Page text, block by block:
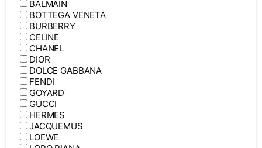
BALMAIN
BOTTEGA VENETA
BURBERRY
CELINE
CHANEL
DIOR
DOLCE GABBANA
FENDI
GOYARD
GUCCI
HERMES
JACQUEMUS
LOEWE